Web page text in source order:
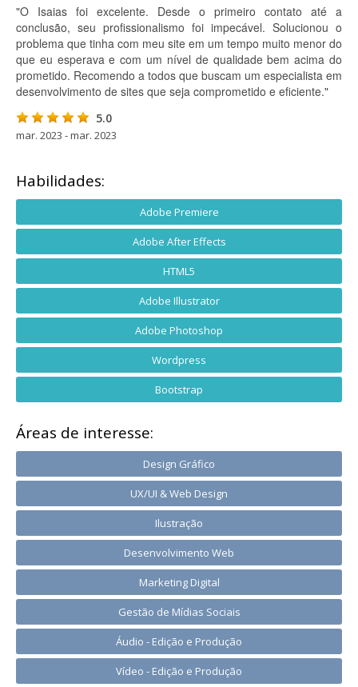
"O Isaias foi excelente. Desde o primeiro contato até a
conclusão, seu profissionalismo foi impecável. Solucionou o
problema que tinha com meu site em um tempo muito menor do
que eu esperava e com um nível de qualidade bem acima do
prometido. Recomendo a todos que buscam um especialista em
desenvolvimento de sites que seja comprometido e eficiente."
5.0
mar. 2023 - mar. 2023
Habilidades:
Adobe Premiere
Adobe After Effects
HTML5
Adobe Illustrator
Adobe Photoshop
Wordpress
Bootstrap
Áreas de interesse:
Design Gráfico
UX/UI & Web Design
Ilustração
Desenvolvimento Web
Marketing Digital
Gestão de Mídias Sociais
Áudio - Edição e Produção
Vídeo - Edição e Produção